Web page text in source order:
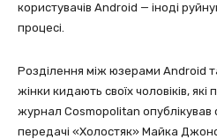
користувачів Android — іноді
процесі.
Розділення між юзерами Android
жінки кидають своїх чоловіків,
журнал Cosmopolitan опублікував
передачі «Холостяк» Майка